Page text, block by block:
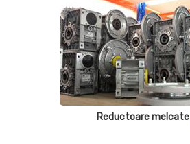
Reductoare melcate